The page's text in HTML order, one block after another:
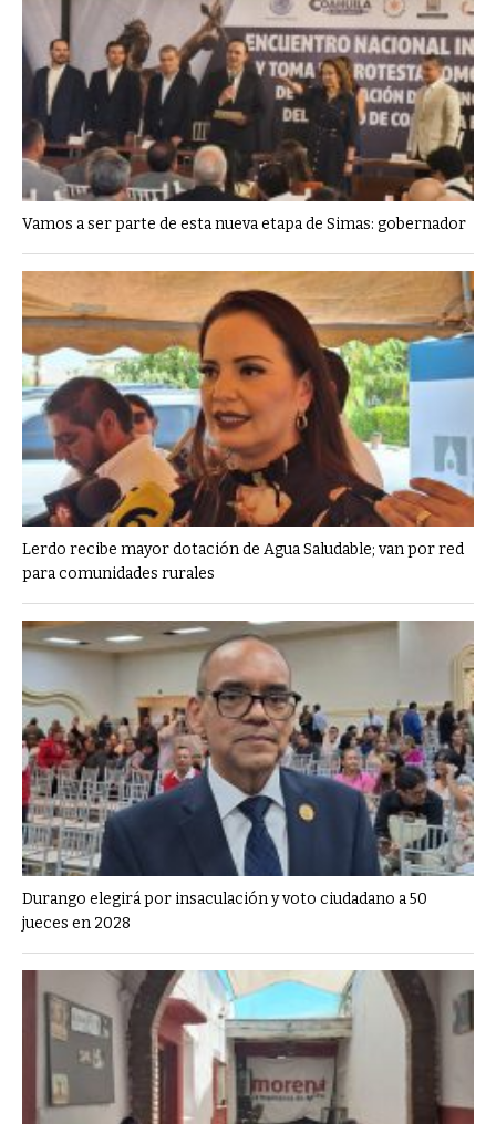
Vamos a ser parte de esta nueva etapa de Simas: gobernador
Lerdo recibe mayor dotación de Agua Saludable; van por red
para comunidades rurales
Durango elegirá por insaculación y voto ciudadano a 50
jueces en 2028